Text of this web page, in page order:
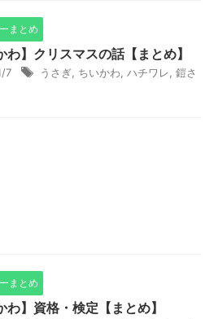
まとめ
わ】クリスマスの話【まとめ】
7 うさぎ ちいかわ ハチワレ 鎧さ
まとめ
わ】資格・検定【まとめ】